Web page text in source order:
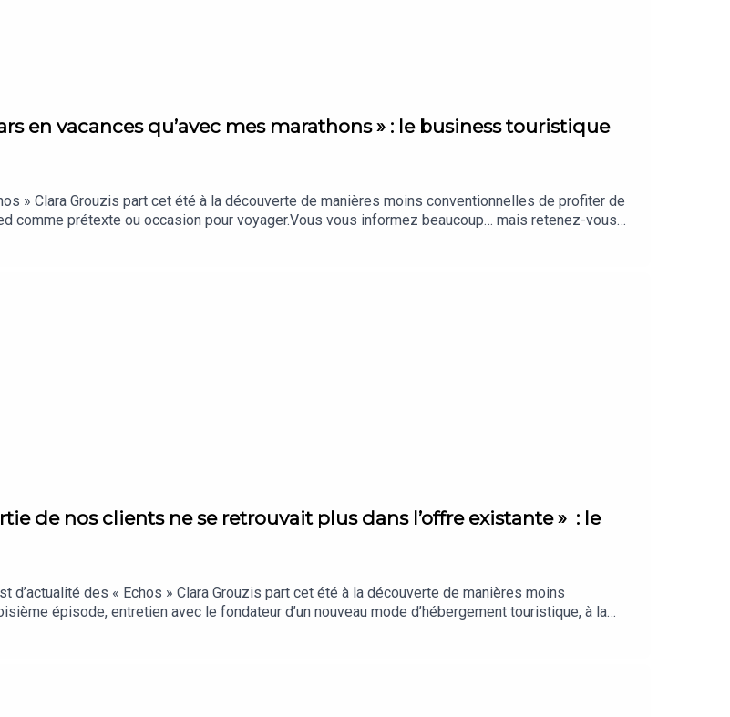
en vacances qu’avec mes marathons » : le business touristique
» Clara Grouzis part cet été à la découverte de manières moins conventionnelles de profiter de
comme prétexte ou occasion pour voyager.Vous vous informez beaucoup… mais retenez-vous
jour les analyses et décryptages qui comptent vraiment, sélectionnés par notre rédaction.
La Story » est un podcast des « Echos » présenté par Clara Grouzis. Cet épisode a été
: Clara Grouzis. Musique : Théo Boulenger. Identité graphique : Upian. Photo : Shutterstock. Sons
».
de nos clients ne se retrouvait plus dans l’offre existante » : le
d’actualité des « Echos » Clara Grouzis part cet été à la découverte de manières moins
épisode, entretien avec le fondateur d’un nouveau mode d’hébergement touristique, à la
vous informez beaucoup… mais retenez-vous vraiment l’essentiel ? La Sélection des
vraiment, sélectionnés par notre rédaction. Retrouvez nos meilleures offres réservées à
d’Inspire Villages). Réalisation : Nicolas Jean. Chargée de production et d’édition : Clara
Photo : Signature June. Sons : France TV, RTL.